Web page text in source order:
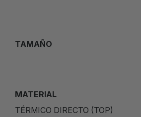
TAMAÑO
MATERIAL
TÉRMICO DIRECTO (TOP)